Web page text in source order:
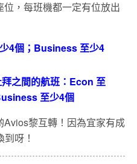
，每班機都一定有位放出
4個；Business 至少4
之間的航班：Econ 至
至少4個
黎互轉！因為宜家有成
呀！